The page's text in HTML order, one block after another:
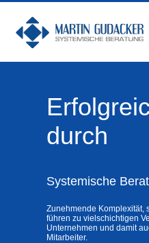
durch
Systemische
Zunehmende Komplexität,
führen zu vielschichtigen
Unternehmen und damit
Mitarbeiter.